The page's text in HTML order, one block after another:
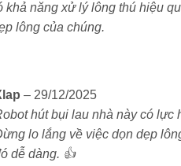
khả năng xử lý lông thú hiệu
lông của chúng.
– 29/12/2025
hút bụi lau nhà này có lực
lo lắng về việc dọn dẹp
dễ dàng. 👍